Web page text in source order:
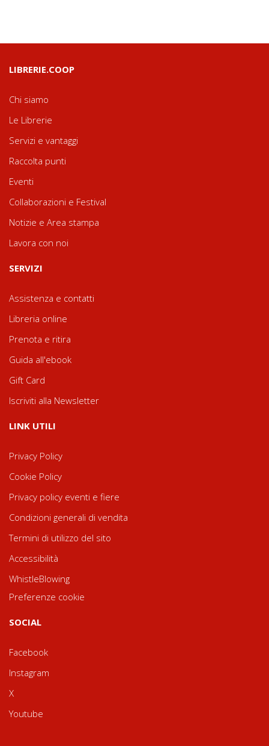
LIBRERIE.COOP
Chi siamo
Le Librerie
Servizi e vantaggi
Raccolta punti
Eventi
Collaborazioni e Festival
Notizie e Area stampa
Lavora con noi
SERVIZI
Assistenza e contatti
Libreria online
Prenota e ritira
Guida all'ebook
Gift Card
Iscriviti alla Newsletter
LINK UTILI
Privacy Policy
Cookie Policy
Privacy policy eventi e fiere
Condizioni generali di vendita
Termini di utilizzo del sito
Accessibilità
WhistleBlowing
Preferenze cookie
SOCIAL
Facebook
Instagram
X
Youtube